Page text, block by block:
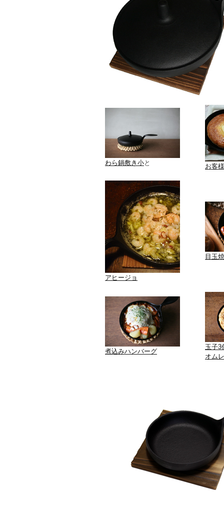
わら鍋敷き小と お客
アヒージョ
目玉
煮込みハンバーグ
玉子3
オム